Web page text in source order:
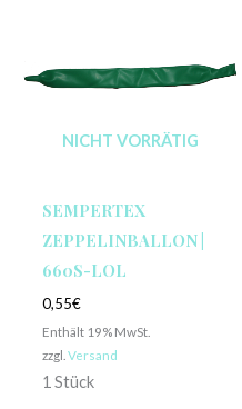
NICHT VORRÄTIG
SEMPERTEX
ZEPPELINBALLON |
660S-LOL
0,55€
Enthält 19% MwSt.
zzgl. Versand
1 Stück